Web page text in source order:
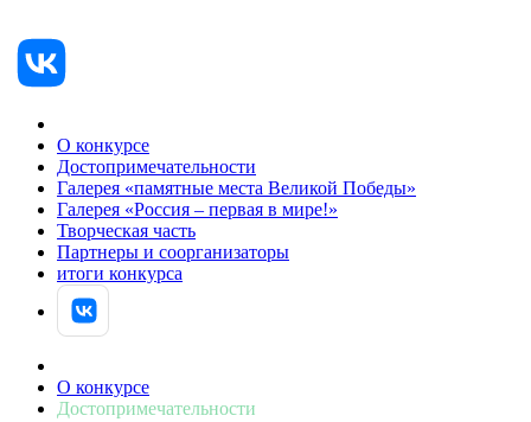
О конкурсе
Достопримечательности
Галерея «памятные места Великой Победы»
Галерея «Россия – первая в мире!»
Творческая часть
Партнеры и соорганизаторы
итоги конкурса
О конкурсе
Достопримечательности